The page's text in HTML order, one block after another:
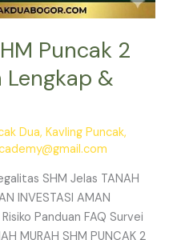
Puncak 2
Lengkap &
Dua,Kavling Puncak,
SHM Jelas TANAH
INVESTASI AMAN
Panduan FAQ Survei
MURAH SHM PUNCAK 2